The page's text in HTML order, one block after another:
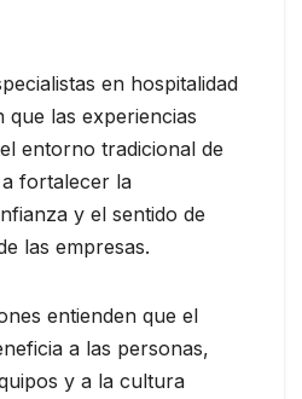
en hospitalidad
que las experiencias
entorno tradicional de
fortalecer la
y el sentido de
las empresas.
entienden que el
a las personas,
y a la cultura